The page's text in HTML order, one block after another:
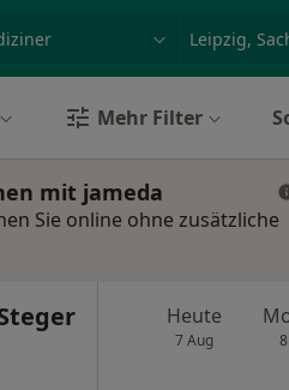
Mehr Filter
mit jameda
Sie online ohne zusätzliche
Heute
7 Aug